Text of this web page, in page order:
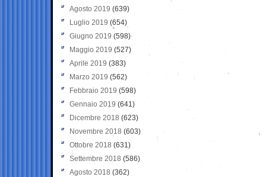
Agosto 2019 (639)
Luglio 2019 (654)
Giugno 2019 (598)
Maggio 2019 (527)
Aprile 2019 (383)
Marzo 2019 (562)
Febbraio 2019 (598)
Gennaio 2019 (641)
Dicembre 2018 (623)
Novembre 2018 (603)
Ottobre 2018 (631)
Settembre 2018 (586)
Agosto 2018 (362)